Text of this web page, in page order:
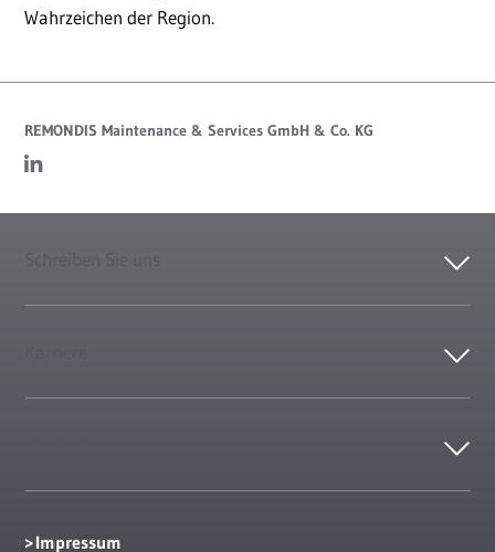
Wahrzeichen der Region.
REMONDIS Maintenance & Services GmbH & Co. KG
Impressum